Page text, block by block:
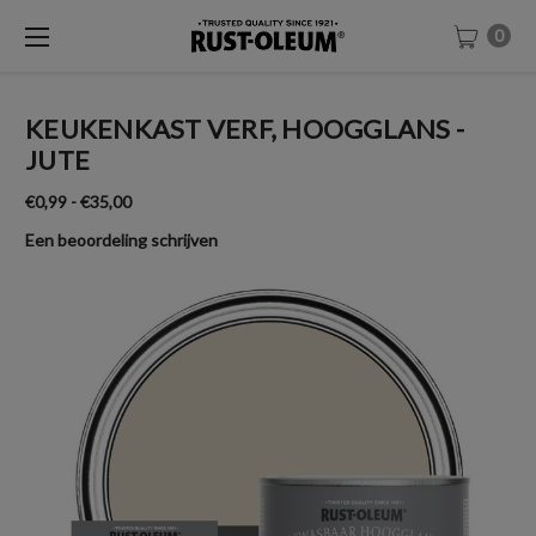
0
KEUKENKAST VERF, HOOGGLANS -
JUTE
€0,99 - €35,00
Een beoordeling schrijven